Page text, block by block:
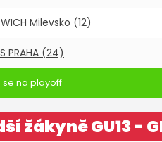
Milevsko (12)
PRAHA (24)
na playoff
žákyně GU13 -